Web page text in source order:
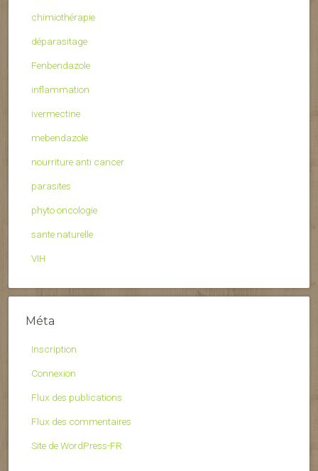
chimiothérapie
déparasitage
Fenbendazole
inflammation
ivermectine
mebendazole
nourriture anti cancer
parasites
phyto oncologie
sante naturelle
VIH
Méta
Inscription
Connexion
Flux des publications
Flux des commentaires
Site de WordPress-FR